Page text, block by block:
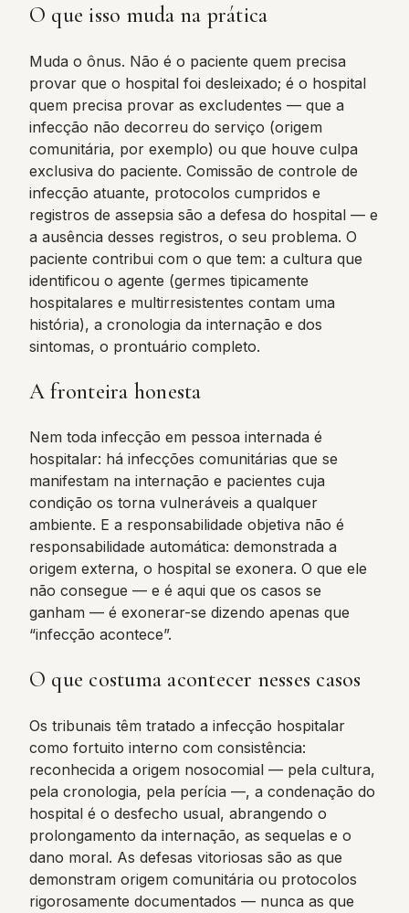
O que isso muda na prática
Muda o ônus. Não é o paciente quem precisa
provar que o hospital foi desleixado; é o hospital
quem precisa provar as excludentes — que a
infecção não decorreu do serviço (origem
comunitária, por exemplo) ou que houve culpa
exclusiva do paciente. Comissão de controle de
infecção atuante, protocolos cumpridos e
registros de assepsia são a defesa do hospital — e
a ausência desses registros, o seu problema. O
paciente contribui com o que tem: a cultura que
identificou o agente (germes tipicamente
hospitalares e multirresistentes contam uma
história), a cronologia da internação e dos
sintomas, o prontuário completo.
A fronteira honesta
Nem toda infecção em pessoa internada é
hospitalar: há infecções comunitárias que se
manifestam na internação e pacientes cuja
condição os torna vulneráveis a qualquer
ambiente. E a responsabilidade objetiva não é
responsabilidade automática: demonstrada a
origem externa, o hospital se exonera. O que ele
não consegue — e é aqui que os casos se
ganham — é exonerar-se dizendo apenas que
“infecção acontece”.
O que costuma acontecer nesses casos
Os tribunais têm tratado a infecção hospitalar
como fortuito interno com consistência:
reconhecida a origem nosocomial — pela cultura,
pela cronologia, pela perícia —, a condenação do
hospital é o desfecho usual, abrangendo o
prolongamento da internação, as sequelas e o
dano moral. As defesas vitoriosas são as que
demonstram origem comunitária ou protocolos
rigorosamente documentados — nunca as que